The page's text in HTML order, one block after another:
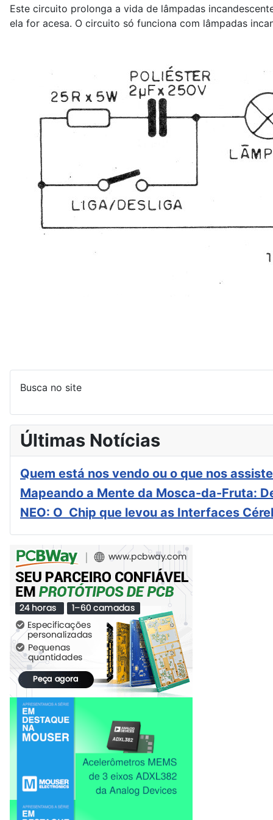
Este circuito prolonga a vida de lâmpadas
ela for acesa. O circuito só funciona com lâmpadas
Busca no site
Últimas Notícias
Quem está nos vendo ou o que nos
Mapeando a Mente da Mosca-da-Fruta:
NEO: O Chip que levou as Interfaces